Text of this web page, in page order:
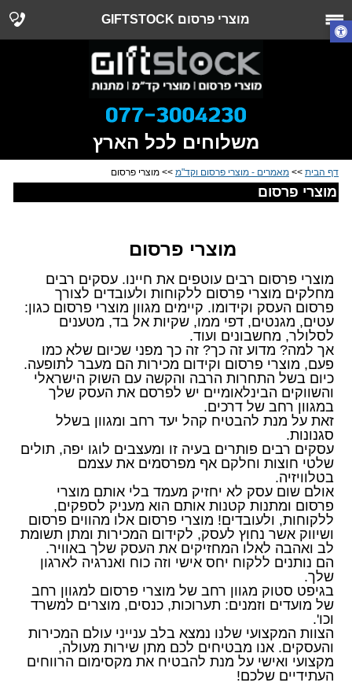
מוצרי פרסום GIFTSTOCK
משלוחים לכל הארץ
דף הבית >> מאמרים - מוצרי פרסום וקד"מ >> מוצרי פרסום
מוצרי פרסום
מוצרי פרסום רבים עוטפים את חיינו. עסקים רבים
מחלקים מוצרי פרסום ללקוחות ולעובדים לצורך
פרסום העסק וקידומו. קיימים מגוון מוצרי פרסום כגון:
עטים, מגנטים, דפי ממו, שקיות אל בד, מטענים
לסלולר, מחשבונים ועוד.
אך למה? מדוע זה כך? זה כך מפני שכיום שלא כמו
פעם, מוצרי פרסום וקידום מכירות הם מעבר לתופעה.
כיום בשל התחרות הרבה והקשה עם השוק הישראלי
והשווקים הבינלאומיים יש לפרסם את העסק שלך
במגוון רחב של דרכים.
זאת על מנת להבטיח קהל יעד רחב ומגוון בשלל
סגנונות.
עסקים רבים פותרים בעיה זו ומעצבים לוגו יפה, תולים
שלטי חוצות וחלקם אף מפרסמים את עצמם
בטלוויזיה.
אולם שום עסק לא יחזיק מעמד בלי אותם מוצרי
פרסום ומתנות קטנות אותם הוא מעניק לספקים,
ללקוחות, ולעובדים! מוצרי פרסום אלו מהווים פרסום
ושיווק אשר נחוץ לעסק, לקידום המכירות ומתן תשומת
לב ואהבה לאלו המחזיקים את העסק שלך באוויר.
הם נותנים ללקוח יחס אישי וזה כוח ואנרגיה לארגון
שלך.
בגיפט סטוק מגוון רחב של מוצרי פרסום למגוון רחב
של מועדים וזמנים: תערוכות, כנסים, מוצרים למשרד
וכו'.
הצוות המקצועי שלנו נמצא בלב ענייני עולם המכירות
והעסקים. אנו מבטיחים לכם מתן שירות מעולה,
מקצועי ואישי על מנת להבטיח את מקסימום הרווחים
העתידיים שלכם!
מוצרי פרסום